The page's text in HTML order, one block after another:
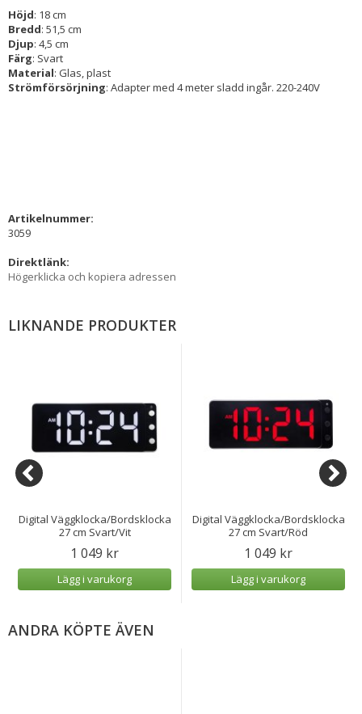
Höjd: 18 cm
Bredd: 51,5 cm
Djup: 4,5 cm
Färg: Svart
Material: Glas, plast
Strömförsörjning: Adapter med 4 meter sladd ingår. 220-240V
Artikelnummer:
3059
Direktlänk:
Högerklicka och kopiera adressen
LIKNANDE PRODUKTER
Digital Väggklocka/Bordsklocka
27 cm Svart/Vit
1 049 kr
Lägg i varukorg
Digital Väggklocka/Bordsklocka
27 cm Svart/Röd
1 049 kr
Lägg i varukorg
ANDRA KÖPTE ÄVEN